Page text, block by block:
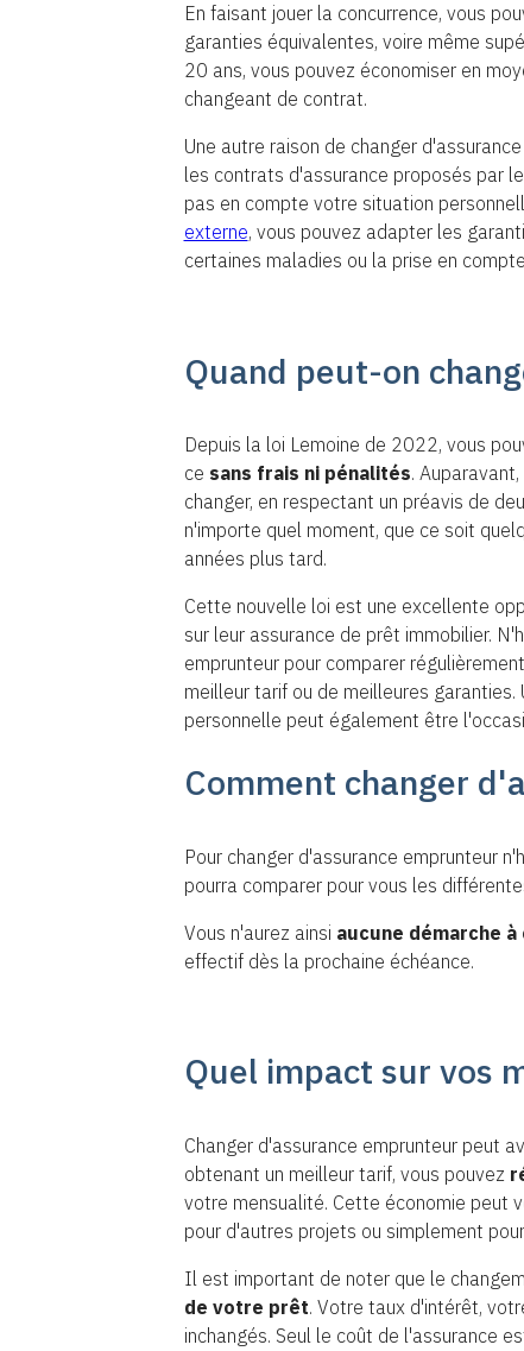
En faisant jouer la concurrence, vous
garanties équivalentes, voire même
20 ans, vous pouvez économiser en
changeant de contrat.
Une autre raison de changer
les contrats d'assurance proposés par
pas en compte votre situation
externe, vous pouvez adapter les
certaines maladies ou la prise en
Quand peut-on
Depuis la loi Lemoine de 2022, vous
ce sans frais ni pénalités.
changer, en respectant un préavis de
n'importe quel moment, que ce soit
années plus tard.
Cette nouvelle loi est une excellente
sur leur assurance de prêt immobilier.
emprunteur pour comparer
meilleur tarif ou de meilleures
personnelle peut également être
Comment changer
Pour changer d'assurance emprunteur
pourra comparer pour vous les
Vous n'aurez ainsi aucune démarche
effectif dès la prochaine échéance.
Quel impact sur vos
Changer d'assurance emprunteur peut
obtenant un meilleur tarif, vous pouvez
votre mensualité. Cette économie peut
pour d'autres projets ou simplement
Il est important de noter que le
de votre prêt. Votre taux d'intérêt,
inchangés. Seul le coût de l'assurance